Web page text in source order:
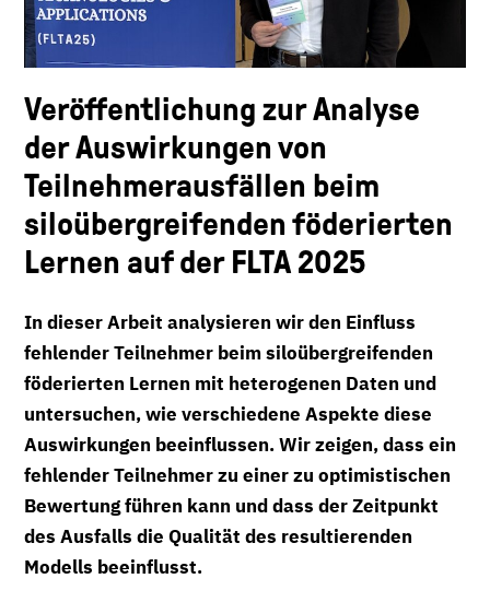
Veröffentlichung zur Analyse
der Auswirkungen von
Teilnehmerausfällen beim
siloübergreifenden föderierten
Lernen auf der FLTA 2025
In dieser Arbeit analysieren wir den Einfluss
fehlender Teilnehmer beim siloübergreifenden
föderierten Lernen mit heterogenen Daten und
untersuchen, wie verschiedene Aspekte diese
Auswirkungen beeinflussen. Wir zeigen, dass ein
fehlender Teilnehmer zu einer zu optimistischen
Bewertung führen kann und dass der Zeitpunkt
des Ausfalls die Qualität des resultierenden
Modells beeinflusst.